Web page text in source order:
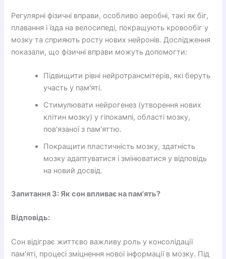
Регулярні фізичні вправи, особливо аеробні, такі як біг,
плавання і їзда на велосипеді, покращують кровообіг у
мозку та сприяють росту нових нейронів. Дослідження
показали, що фізичні вправи можуть допомогти:
Підвищити рівні нейротрансмітерів, які беруть
участь у пам'яті.
Стимулювати нейрогенез (утворення нових
клітин мозку) у гіпокампі, області мозку,
пов'язаної з пам'яттю.
Покращити пластичність мозку, здатність
мозку адаптуватися і змінюватися у відповідь
на новий досвід.
Запитання 3: Як сон впливає на пам'ять?
Відповідь:
Сон відіграє життєво важливу роль у консолідації
пам'яті, процесі зміцнення нової інформації в мозку. Під